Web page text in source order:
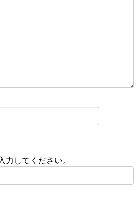
力してください。